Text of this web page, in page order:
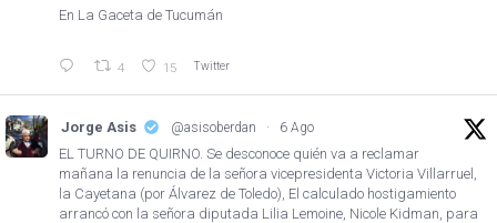
En La Gaceta de Tucumán
4 15 Twitter
Jorge Asis @asisoberdan · 6 Ago
EL TURNO DE QUIRNO. Se desconoce quién va a reclamar
mañana la renuncia de la señora vicepresidenta Victoria Villarruel,
la Cayetana (por Álvarez de Toledo), El calculado hostigamiento
arrancó con la señora diputada Lilia Lemoine, Nicole Kidman, para